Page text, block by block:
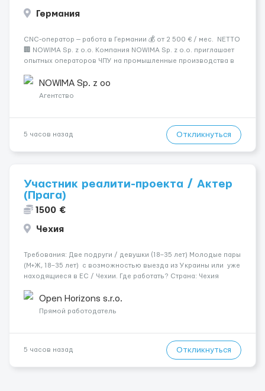
Германия
CNC-оператор — работа в Германии 💰 от 2 500 € / мес. NETTO
🏢 NOWIMA Sp. z o.o. Компания NOWIMA Sp. z o.o. приглашает
опытных операторов ЧПУ на промышленные производства в
Проживание, оформление и билеты — за счёт компани...
NOWIMA Sp. z oo
Агентство
5 часов назад Откликнуться
Участник реалити-проекта / Актер
(Прага)
1500 €
Чехия
Требования: Две подруги / девушки (18–35 лет) Молодые пары
(М+Ж, 18–35 лет) с возможностью выезда из Украины или уже
находящиеся в ЕС / Чехии. Где работать? Страна: Чехия ​
Open Horizons s.r.o.
Прямой работодатель
5 часов назад Откликнуться